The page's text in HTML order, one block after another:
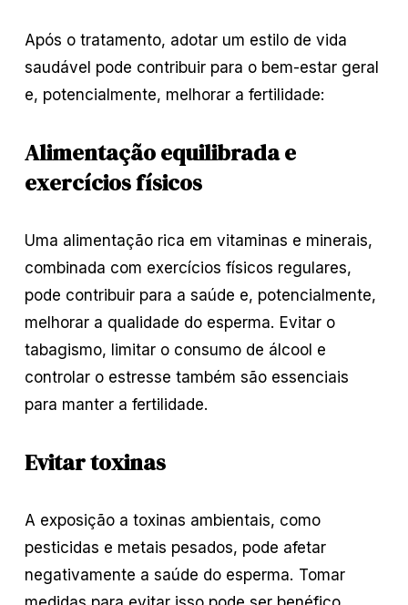
Após o tratamento, adotar um estilo de vida
saudável pode contribuir para o bem-estar geral
e, potencialmente, melhorar a fertilidade:
Alimentação equilibrada e
exercícios físicos
Uma alimentação rica em vitaminas e minerais,
combinada com exercícios físicos regulares,
pode contribuir para a saúde e, potencialmente,
melhorar a qualidade do esperma. Evitar o
tabagismo, limitar o consumo de álcool e
controlar o estresse também são essenciais
para manter a fertilidade.
Evitar toxinas
A exposição a toxinas ambientais, como
pesticidas e metais pesados, pode afetar
negativamente a saúde do esperma. Tomar